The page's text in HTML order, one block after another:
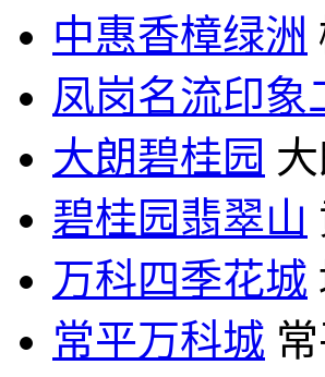
中惠香樟绿洲
凤岗名流印象
大朗碧桂园
碧桂园翡翠山
万科四季花城
常平万科城